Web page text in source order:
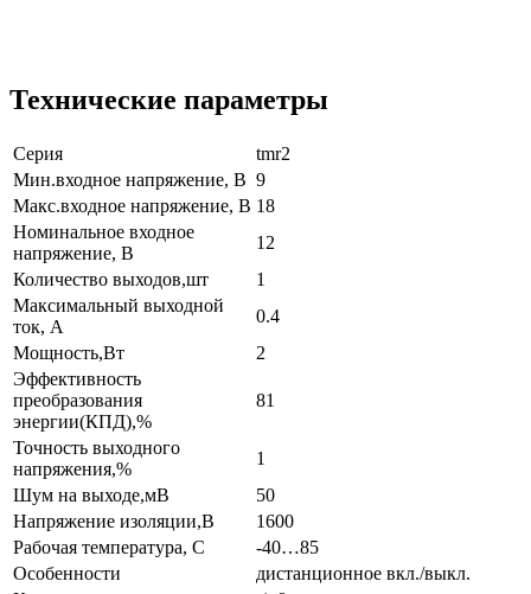
Технические параметры
Серия
tmr2
Мин.входное напряжение, В 9
Макс.входное напряжение, В 18
Номинальное входное
напряжение, В
12
Количество выходов,шт
1
Максимальный выходной
ток, А
0.4
Мощность,Вт
2
Эффективность
преобразования
энергии(КПД),%
81
Точность выходного
напряжения,%
1
Шум на выходе,мВ
50
Напряжение изоляции,В
1600
Рабочая температура, С
-40…85
Особенности
дистанционное вкл./выкл.